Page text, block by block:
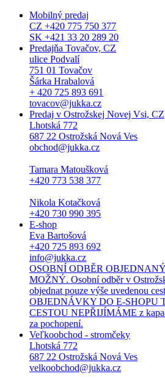
Mobilný predaj
CZ +420 775 750 377
SK +421 33 20 289 20
Predajňa Tovačov, CZ
ulice Podvalí
751 01 Tovačov
Šárka Hrabalová
+ 420 725 893 691
tovacov@jukka.cz
Predaj v Ostrožskej Novej Vsi, CZ
Lhotská 772
687 22 Ostrožská Nová Ves
obchod@jukka.cz
Tamara Matoušková
+420 773 538 377
Nikola Kotačková
+420 730 990 395
E-shop
Eva Bartošová
+420 725 893 692
info@jukka.cz
OSOBNÍ ODBĚR
MOŽNÝ. Osobní odběr v
objednat pouze výše uvedenou
OBJEDNÁVKY DO E-SHOPU
CESTOU NEPŘIJÍMÁME z
za pochopení.
Veľkoobchod - stromčeky
Lhotská 772
687 22 Ostrožská Nová Ves
velkoobchod@jukka.cz